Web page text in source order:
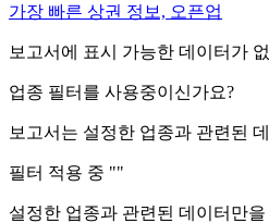
가장 빠른 상권 정보, 오픈업
보고서에 표시 가능한 데이터가
업종 필터를 사용중이신가요?
보고서는 설정한 업종과 관련된
필터 적용 중 ""
설정한 업종과 관련된 데이터만